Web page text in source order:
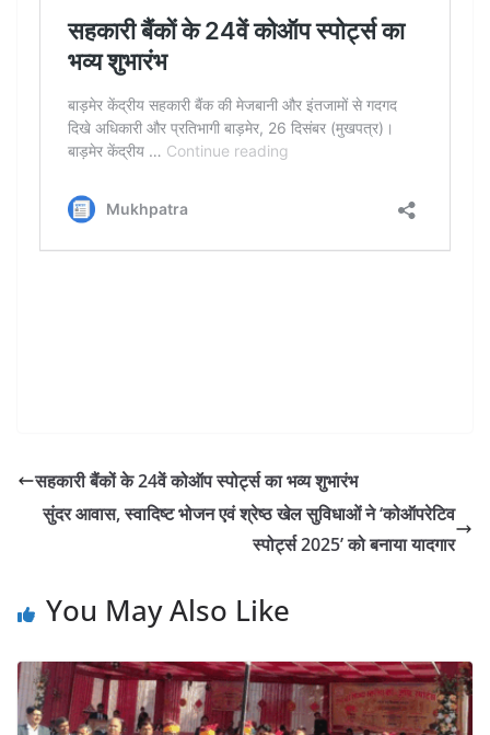
सहकारी बैंकों के 24वें कोऑप स्पोर्ट्स का भव्य शुभारंभ
सुंदर आवास, स्वादिष्ट भोजन एवं श्रेष्ठ खेल सुविधाओं ने ‘कोऑपरेटिव
स्पोर्ट्स 2025’ को बनाया यादगार
You May Also Like